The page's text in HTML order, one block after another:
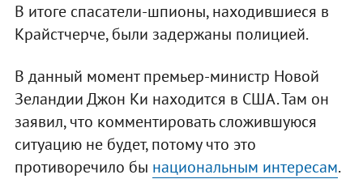
В итоге спасатели-шпионы, находившиеся в
Крайстчерче, были задержаны полицией.
В данный момент премьер-министр Новой
Зеландии Джон Ки находится в США. Там он
заявил, что комментировать сложившуюся
ситуацию не будет, потому что это
противоречило бы национальным интересам.